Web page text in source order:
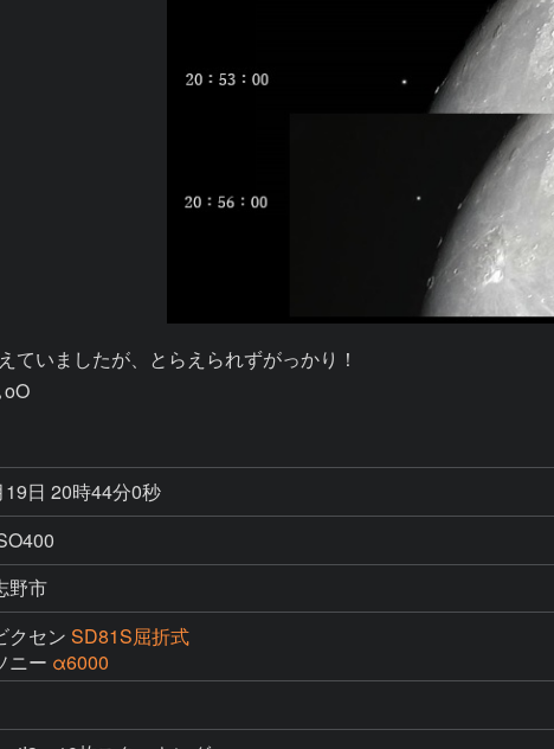
いましたが、とらえられずがっかり！
日 20時44分0秒
野市
クセン SD81S屈折式
ニー α6000